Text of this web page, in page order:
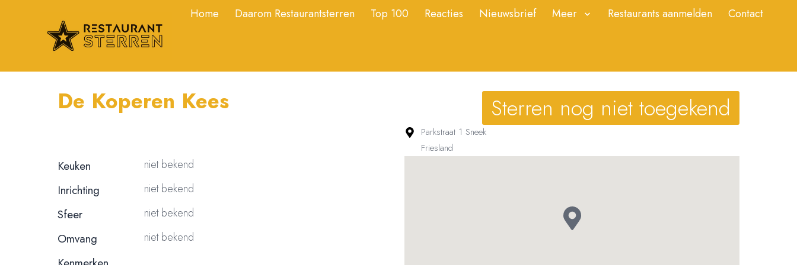
Home Daarom Restaurantsterren Top 100 Reacties Nieuwsbrief Meer Restaurants aanmelden Contact
De Koperen Kees Sterren nog niet toegekend
Keuken niet bekend
Inrichting niet bekend
Sfeer niet bekend
Omvang niet bekend
Parkstraat 1 Sneek
Friesland